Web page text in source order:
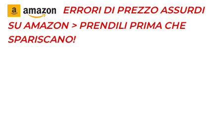
ERRORI DI PREZZO ASSURDI
SU AMAZON > PRENDILI PRIMA CHE
SPARISCANO!